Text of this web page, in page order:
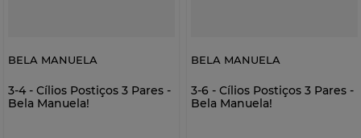
BELA MANUELA
3-4 - Cílios Postiços 3 Pares -
Bela Manuela!
BELA MANUELA
3-6 - Cílios Postiços 3 Pares -
Bela Manuela!